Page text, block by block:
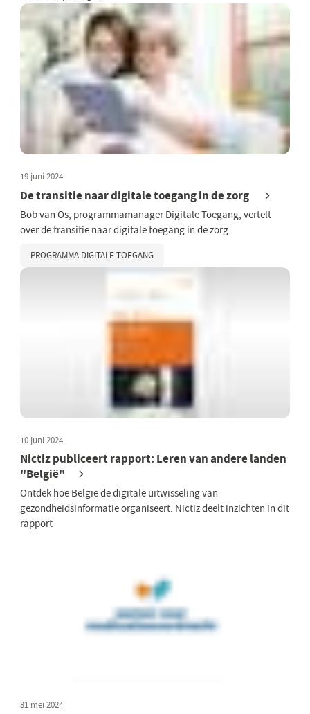
19 juni 2024
De transitie naar digitale toegang in de zorg
Bob van Os, programmamanager Digitale Toegang, vertelt
over de transitie naar digitale toegang in de zorg.
PROGRAMMA DIGITALE TOEGANG
10 juni 2024
Nictiz publiceert rapport: Leren van andere landen
"België"
Ontdek hoe België de digitale uitwisseling van
gezondheidsinformatie organiseert. Nictiz deelt inzichten in dit
rapport
31 mei 2024